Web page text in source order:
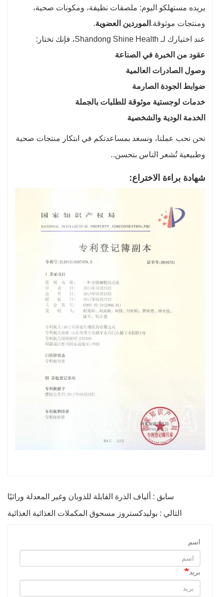
يريده مستهلكو اليوم: ملصقات نظيفة، ومكونات صحية،
ومنتجات موثوقة. الموردين العضوية.
عند اختيارك لـ Shandong Shine Health، فإنك تختار:
عقود من الخبرة في الصناعة
وصول الصادرات العالمية
ضوابط الجودة الصارمة
خدمات لوجستية موثوقة للطلبات بالجملة
الخدمة الودية والشخصية
نحن نحب عملنا، ونسعد بمساعدتكم في ابتكار منتجات صحية
وطبيعية تُشعر الناس بتحسن..
شهادة براءة الاختراع:
سابق : ألياف الذرة القابلة للذوبان وغير المعدلة وراثيًا
التالي : بوليدكستروز مسحوق المكملات الغذائية الغذائية
اسم
بريد